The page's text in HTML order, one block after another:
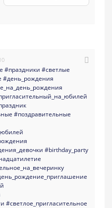
#праздники #светлые
#день_рождения
#поздравительные
#birthday_party
#светлое_пригласительное